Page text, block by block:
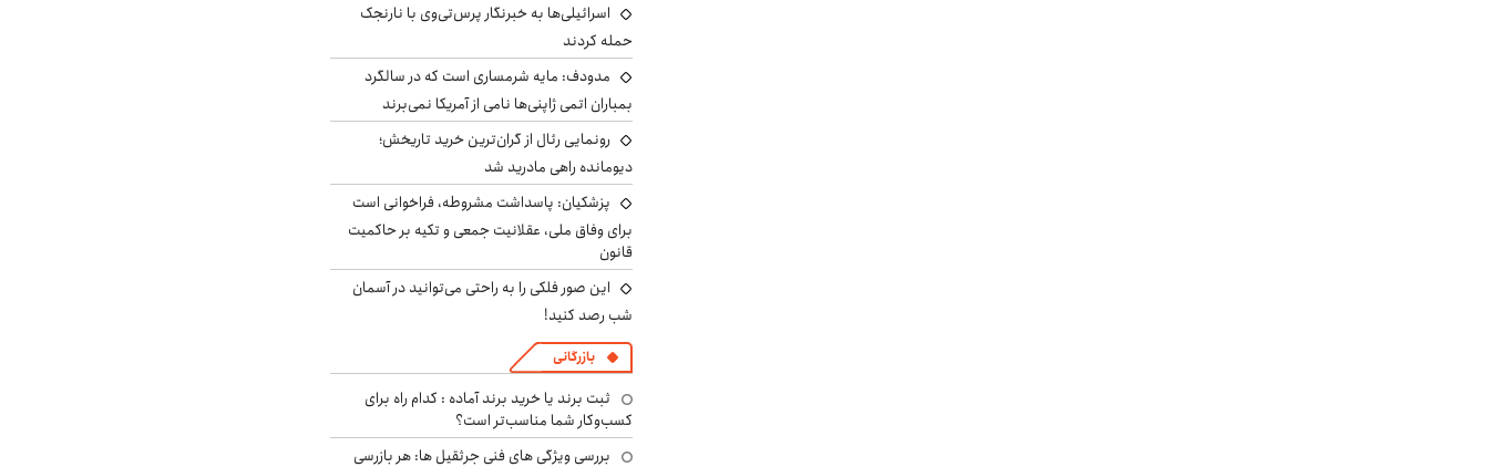
اسرائیلی‌ها به خبرنگار پرس‌تی‌وی با نارنجک
حمله کردند
مدودف: مایه شرمساری است که در سالگرد
بمباران اتمی ژاپنی‌ها نامی از آمریکا نمی‌برند
رونمایی رئال از گران‌ترین خرید تاریخش؛
دیومانده راهی مادرید شد
پزشکیان: پاسداشت مشروطه، فراخوانی است
برای وفاق ملی، عقلانیت جمعی و تکیه بر حاکمیت
قانون
این صور فلکی را به راحتی می‌توانید در آسمان
شب رصد کنید!
بازرگانی
ثبت برند یا خرید برند آماده : کدام راه برای
کسب‌وکار شما مناسب‌تر است؟
بررسی ویژگی های فنی جرثقیل ها: هر بازرسی